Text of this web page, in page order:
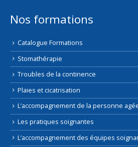
Nos formations
Catalogue Formations
Stomathérapie
Troubles de la continence
Plaies et cicatrisation
L’accompagnement de la personne
Les pratiques soignantes
L’accompagnement des équipes